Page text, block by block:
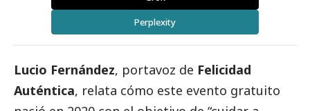
Perplexity
Lucio Fernández, portavoz de Felicidad
Auténtica, relata cómo este evento gratuito